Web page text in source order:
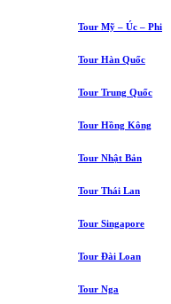
Tour Mỹ – Úc – Phi
Tour Hàn Quốc
Tour Trung Quốc
Tour Hồng Kông
Tour Nhật Bản
Tour Thái Lan
Tour Singapore
Tour Đài Loan
Tour Nga